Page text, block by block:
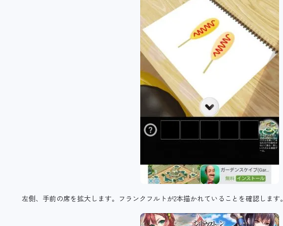
左側、手前の席を拡大します。フランクフルトが2本描かれていることを確認します。